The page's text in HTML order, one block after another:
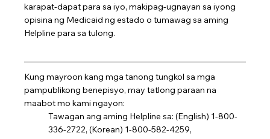
karapat-dapat para sa iyo, makipag-ugnayan sa iyong
opisina ng Medicaid ng estado o tumawag sa aming
Helpline para sa tulong.
Kung mayroon kang mga tanong tungkol sa mga
pampublikong benepisyo, may tatlong paraan na
maabot mo kami ngayon:
Tawagan ang aming Helpline sa: (English) 1-800-
336-2722, (Korean) 1-800-582-4259,